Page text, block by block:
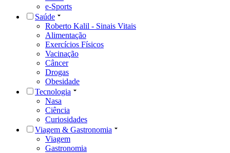
e-Sports
Saúde
Roberto Kalil - Sinais Vitais
Alimentação
Exercícios Físicos
Vacinação
Câncer
Drogas
Obesidade
Tecnologia
Nasa
Ciência
Curiosidades
Viagem & Gastronomia
Viagem
Gastronomia